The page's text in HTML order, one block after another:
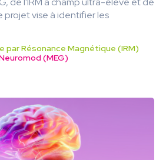
par Résonance Magnétique (IRM)
(MEG)